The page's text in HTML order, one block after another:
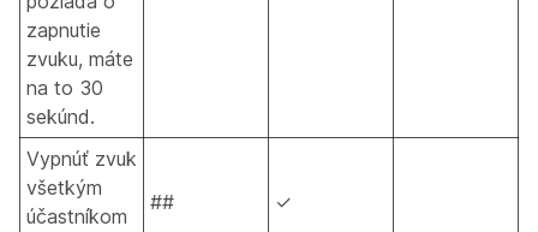
zapnutie
zvuku, máte
na to 30
sekúnd.
Vypnúť zvuk
všetkým
účastníkom
## ✓